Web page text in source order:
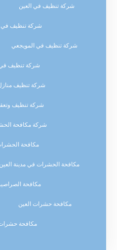
شركة تنظيف في العين
شركة تنظيف في
شركة تنظيف في المويجعي
شركة تنظيف في
شركة تنظيف
شركة تنظيف
شركة مكافحة
مكافحة
مكافحة الحشرات في مدينة العين
مكافحة
مكافحة حشرات العين
مكافحة